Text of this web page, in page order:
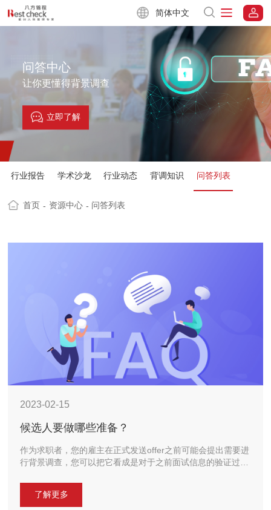
简体中文
问答中心
让你更懂得背景调查
立即了解
行业报告 学术沙龙 行业动态 背调知识 问答列表
首页 - 资源中心 - 问答列表
2023-02-15
候选人要做哪些准备？
作为求职者，您的雇主在正式发送offer之前可能会提出需要进
行背景调查，您可以把它看成是对于之前面试信息的验证过
了解更多